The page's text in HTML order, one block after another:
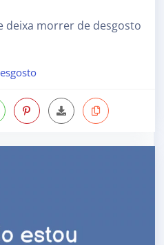
deixa morrer de desgosto